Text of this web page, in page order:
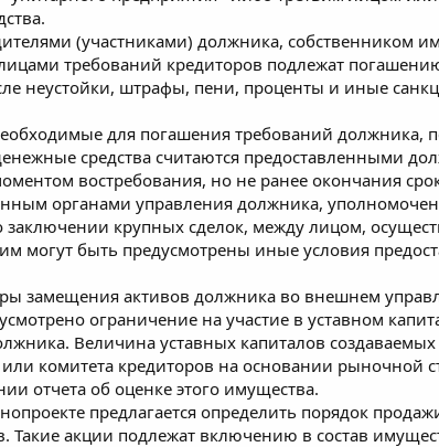
(участниками) должника, собственником
требований кредиторов подлежат
неустойки, штрафы, пени, проценты и иные
для погашения требований должника,
средства считаются предоставленными
востребования, но не ранее окончания
органами управления должника,
крупных сделок, между лицом,
быть предусмотрены иные условия
замещения активов должника во внешнем
ограничение на участие в уставном
Величина уставных капиталов
комитета кредиторов на основании рыночной
отчета об оценке этого имущества.
предлагается определить порядок
Такие акции подлежат включению в состав